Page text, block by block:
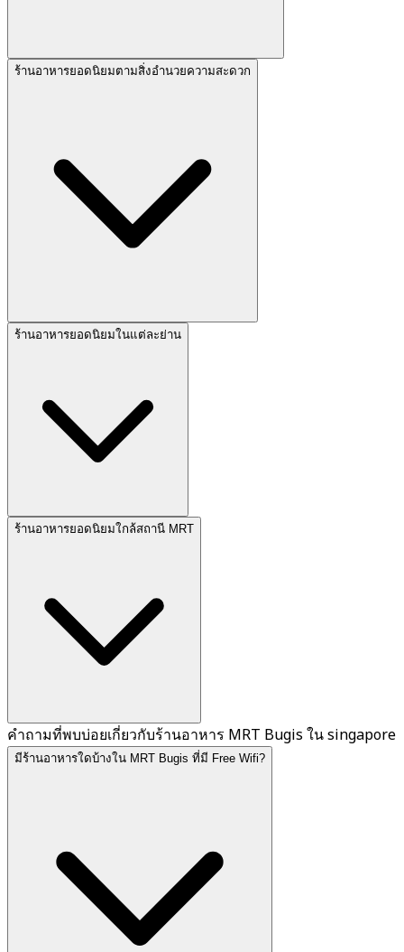
ร้านอาหารยอดนิยมตามสิ่งอำนวยความสะดวก
ร้านอาหารยอดนิยมในแต่ละย่าน
ร้านอาหารยอดนิยมใกล้สถานี MRT
คำถามที่พบบ่อยเกี่ยวกับร้านอาหาร MRT Bugis ใน singapore
มีร้านอาหารใดบ้างใน MRT Bugis ที่มี Free Wifi?